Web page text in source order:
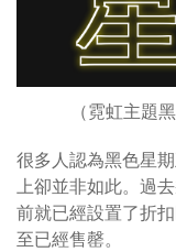
（霓虹主題
很多人認為黑色星
上卻並非如此。過
前就已經設置了折
至已經售罄。